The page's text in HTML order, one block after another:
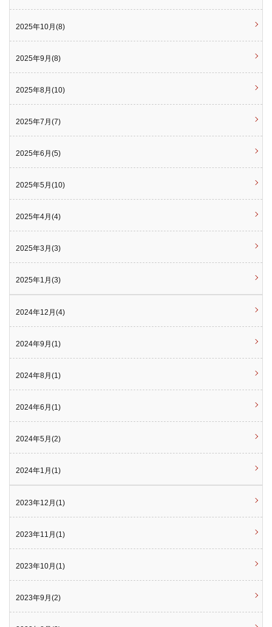
2025年10月(8)
2025年9月(8)
2025年8月(10)
2025年7月(7)
2025年6月(5)
2025年5月(10)
2025年4月(4)
2025年3月(3)
2025年1月(3)
2024年12月(4)
2024年9月(1)
2024年8月(1)
2024年6月(1)
2024年5月(2)
2024年1月(1)
2023年12月(1)
2023年11月(1)
2023年10月(1)
2023年9月(2)